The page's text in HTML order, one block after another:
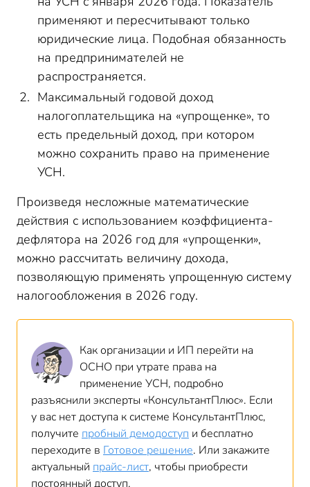
применяют и пересчитывают только
юридические лица. Подобная обязанность
на предпринимателей не
распространяется.
Максимальный годовой доход
налогоплательщика на «упрощенке», то
есть предельный доход, при котором
можно сохранить право на применение
УСН.
Произведя несложные математические
действия с использованием коэффициента-
дефлятора на 2026 год для «упрощенки»,
можно рассчитать величину дохода,
позволяющую применять упрощенную систему
налогообложения в 2026 году.
Как организации и ИП перейти на
ОСНО при утрате права на
применение УСН, подробно
разъяснили эксперты «КонсультантПлюс». Если
у вас нет доступа к системе КонсультантПлюс,
получите пробный демодоступ и бесплатно
переходите в Готовое решение. Или закажите
актуальный прайс-лист, чтобы приобрести
постоянный доступ.